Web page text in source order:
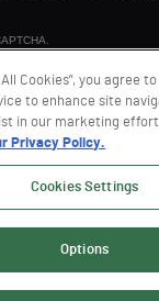
INVIA
Tutti i diritti
Cookies”, you agree
to enhance site
in our marketing
Privacy Policy.
Cookies Settings
Options